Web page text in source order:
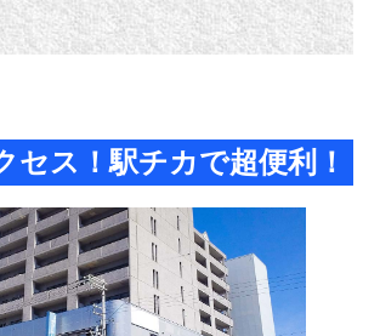
セス！駅チカで超便利！